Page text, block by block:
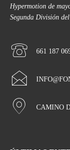
Hypermotion de
Segunda División
661 187
CAMINO